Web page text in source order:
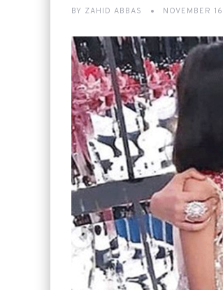
BY ZAHID ABBAS NOVEMBER